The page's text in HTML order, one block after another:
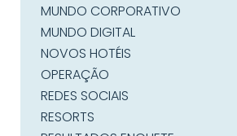
MUNDO CORPORATIVO
MUNDO DIGITAL
NOVOS HOTÉIS
OPERAÇÃO
REDES SOCIAIS
RESORTS